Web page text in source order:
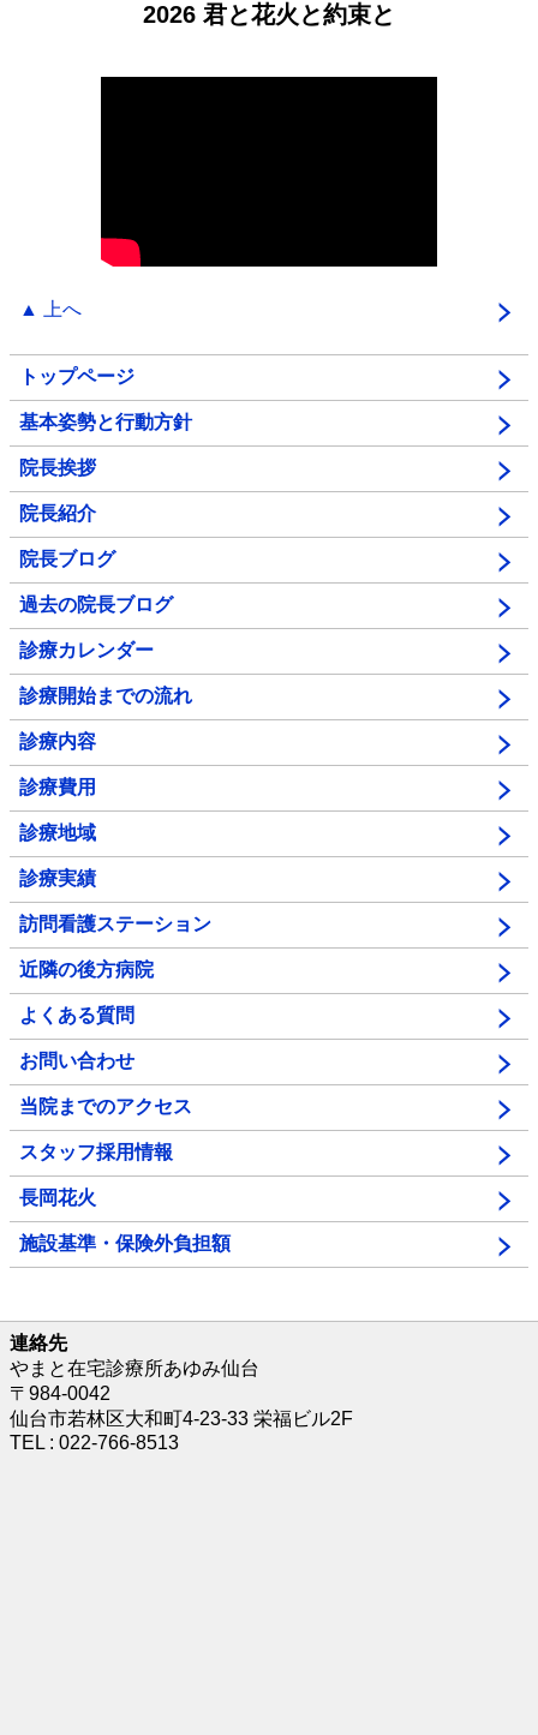
2026 君と花火と約束と
▲ 上へ
トップページ
基本姿勢と行動方針
院長挨拶
院長紹介
院長ブログ
過去の院長ブログ
診療カレンダー
診療開始までの流れ
診療内容
診療費用
診療地域
診療実績
訪問看護ステーション
近隣の後方病院
よくある質問
お問い合わせ
当院までのアクセス
スタッフ採用情報
長岡花火
施設基準・保険外負担額
連絡先
やまと在宅診療所あゆみ仙台
〒984-0042
仙台市若林区大和町4-23-33 栄福ビル2F
TEL : 022-766-8513